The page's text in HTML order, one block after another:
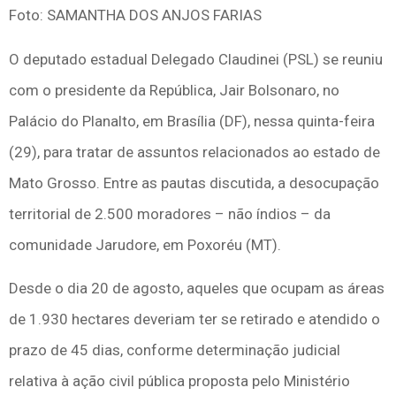
Foto: SAMANTHA DOS ANJOS FARIAS
O deputado estadual Delegado Claudinei (PSL) se reuniu
com o presidente da República, Jair Bolsonaro, no
Palácio do Planalto, em Brasília (DF), nessa quinta-feira
(29), para tratar de assuntos relacionados ao estado de
Mato Grosso. Entre as pautas discutida, a desocupação
territorial de 2.500 moradores – não índios – da
comunidade Jarudore, em Poxoréu (MT).
Desde o dia 20 de agosto, aqueles que ocupam as áreas
de 1.930 hectares deveriam ter se retirado e atendido o
prazo de 45 dias, conforme determinação judicial
relativa à ação civil pública proposta pelo Ministério